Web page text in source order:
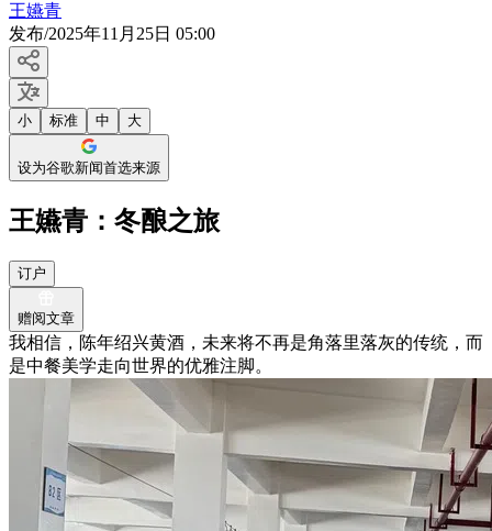
王嬿青
发布/2025年11月25日 05:00
小 标准 中 大
设为谷歌新闻首选来源
王嬿青：冬酿之旅
订户
赠阅文章
我相信，陈年绍兴黄酒，未来将不再是角落里落灰的传统，而
是中餐美学走向世界的优雅注脚。